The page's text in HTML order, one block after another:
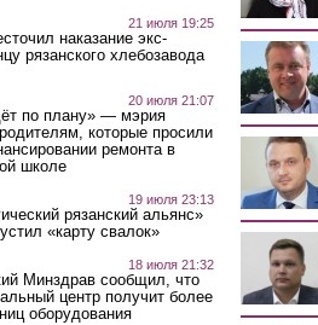
21 июля 19:25
наказание экс-
рязанского хлебозавода
20 июля 21:07
по плану» — мэрия
которые просили
ремонта в
школе
19 июля 23:13
рязанский альянс»
«карту свалок»
18 июля 21:32
Минздрав сообщил, что
центр получит более
оборудования